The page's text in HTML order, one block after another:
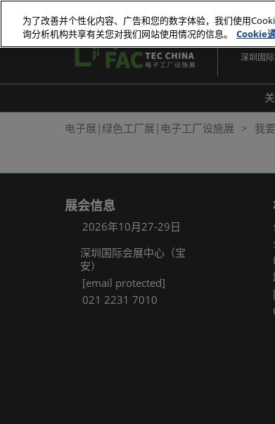
接
跳
容
2026年
深圳国际
电子展|绿色工厂展|电子工厂设施展 我
展会信息
2026年10月27-29日
深圳国际会展中心（宝
安）
[email protected]
021 2231 7010
为了改善并个性化内容、广告和您的数字体验，我们使用
询分析机构共享有关您对我们网站使用情况的信息。
Cookie